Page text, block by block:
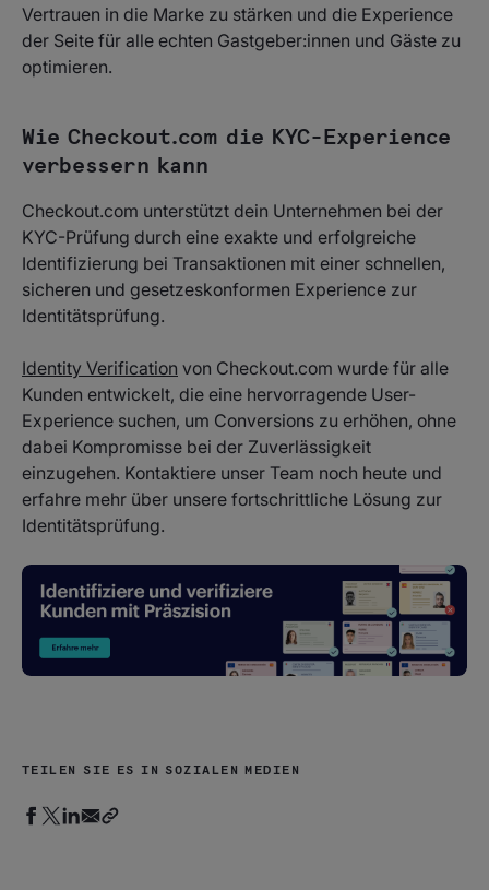
Vertrauen in die Marke zu stärken und die Experience
der Seite für alle echten Gastgeber:innen und Gäste zu
optimieren.
Wie Checkout.com die KYC-Experience
verbessern kann
Checkout.com unterstützt dein Unternehmen bei der
KYC-Prüfung durch eine exakte und erfolgreiche
Identifizierung bei Transaktionen mit einer schnellen,
sicheren und gesetzeskonformen Experience zur
Identitätsprüfung.
Identity Verification von Checkout.com wurde für alle
Kunden entwickelt, die eine hervorragende User-
Experience suchen, um Conversions zu erhöhen, ohne
dabei Kompromisse bei der Zuverlässigkeit
einzugehen. Kontaktiere unser Team noch heute und
erfahre mehr über unsere fortschrittliche Lösung zur
Identitätsprüfung.
TEILEN SIE ES IN SOZIALEN MEDIEN